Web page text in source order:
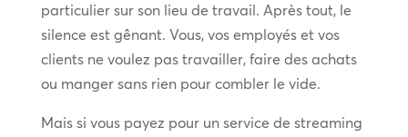
particulier sur son lieu de travail. Après tout, le
silence est gênant. Vous, vos employés et vos
clients ne voulez pas travailler, faire des achats
ou manger sans rien pour combler le vide.
Mais si vous payez pour un service de streaming